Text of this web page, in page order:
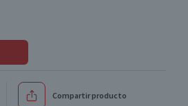
Compartir producto